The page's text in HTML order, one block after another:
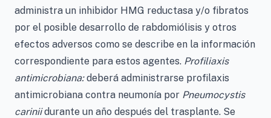
administra un inhibidor HMG reductasa y/o fibratos
por el posible desarrollo de rabdomiólisis y otros
efectos adversos como se describe en la información
correspondiente para estos agentes. Profiliaxis
antimicrobiana:deberá administrarse profilaxis
antimicrobiana contra neumonía por Pneumocystis
cariniidurante un año después del trasplante. Se